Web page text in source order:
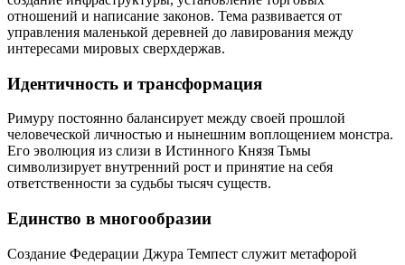
отношений и написание законов. Тема развивается от
управления маленькой деревней до лавирования между
интересами мировых сверхдержав.
Идентичность и трансформация
Римуру постоянно балансирует между своей прошлой
человеческой личностью и нынешним воплощением монстра.
Его эволюция из слизи в Истинного Князя Тьмы
символизирует внутренний рост и принятие на себя
ответственности за судьбы тысяч существ.
Единство в многообразии
Создание Федерации Джура Темпест служит метафорой